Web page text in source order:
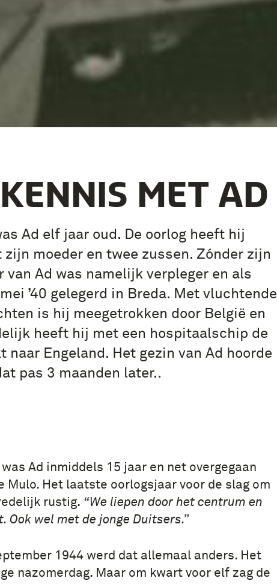
MET AD
Ad elf jaar oud. De oorlog heeft hij
moeder en twee zussen. Zónder zijn
van Ad was namelijk verpleger en als
’40 gelegerd in Breda. Met vluchtende
is hij meegetrokken door België en
heeft hij met een hospitaalschip de
naar Engeland. Het gezin van Ad hoorde
pas 3 maanden later..
was Ad inmiddels 15 jaar en net overgegaan
Mulo. Het laatste oorlogsjaar voor de slag om
rustig. “We liepen door het centrum en
Ook wel met de jonge Duitsers.”
1944 werd dat allemaal anders. Het
nazomerdag. Maar om kwart voor elf zag de